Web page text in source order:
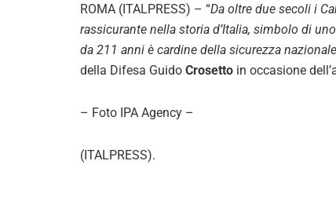
ROMA (ITALPRESS) – “Da oltre due secoli i
rassicurante nella storia d’Italia, simbolo di
da 211 anni è cardine della sicurezza
della Difesa Guido Crosetto in occasione
– Foto IPA Agency –
(ITALPRESS).